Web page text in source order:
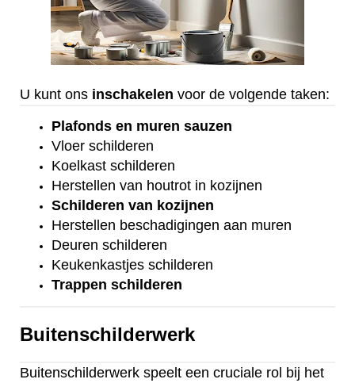
U kunt ons inschakelen voor de volgende taken:
Plafonds en muren sauzen
Vloer schilderen
Koelkast schilderen
Herstellen van houtrot in kozijnen
Schilderen van kozijnen
Herstellen beschadigingen aan muren
Deuren schilderen
Keukenkastjes schilderen
Trappen schilderen
Buitenschilderwerk
Buitenschilderwerk speelt een cruciale rol bij het